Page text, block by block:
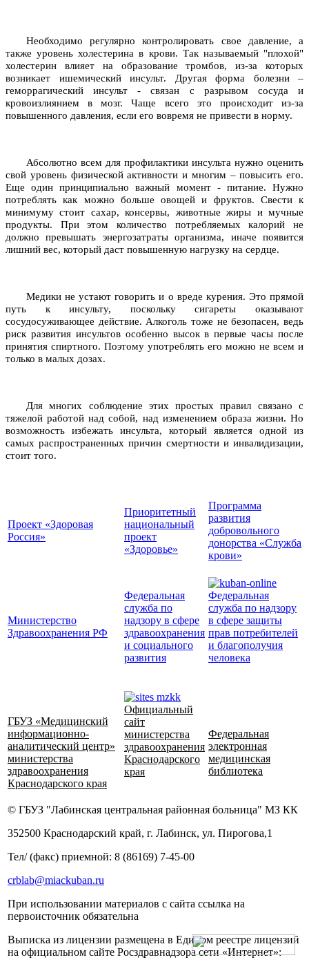
Необходимо регулярно контролировать свое давление, а
также уровень холестерина в крови. Так называемый "плохой"
холестерин влияет на образование тромбов, из-за которых
возникает ишемический инсульт. Другая форма болезни –
геморрагический инсульт - связан с разрывом сосуда и
кровоизлиянием в мозг. Чаще всего это происходит из-за
повышенного давления, если его вовремя не привести в норму.
Абсолютно всем для профилактики инсульта нужно оценить
свой уровень физической активности и многим – повысить его.
Еще один принципиально важный момент - питание. Нужно
потреблять как можно больше овощей и фруктов. Свести к
минимуму стоит сахар, консервы, животные жиры и мучные
продукты. При этом количество потребляемых калорий не
должно превышать энергозатраты организма, иначе появится
лишний вес, который даст повышенную нагрузку на сердце.
Медики не устают говорить и о вреде курения. Это прямой
путь к инсульту, поскольку сигареты оказывают
сосудосуживающее действие. Алкоголь тоже не безопасен, ведь
риск развития инсультов особенно высок в первые часы после
принятия спиртного. Поэтому употреблять его можно не всем и
только в малых дозах.
Для многих соблюдение этих простых правил связано с
тяжелой работой над собой, над изменением образа жизни. Но
возможность избежать инсульта, который является одной из
самых распространенных причин смертности и инвалидизации,
стоит того.
Проект «Здоровая
Россия»
Приоритетный
национальный
проект
«Здоровье»
Программа
развития
добровольного
донорства «Служба
крови»
Министерство
Здравоохранения РФ
Федеральная
служба по
надзору в сфере
здравоохранения
и социального
развития
Федеральная
служба по надзору
в сфере защиты
прав потребителей
и благополучия
человека
ГБУЗ «Медицинский
информационно-
аналитический центр»
министерства
здравоохранения
Краснодарского края
Официальный
сайт
министерства
здравоохранения
Краснодарского
края
Федеральная
электронная
медицинская
библиотека
© ГБУЗ "Лабинская центральная районная больница" МЗ КК
352500 Краснодарский край, г. Лабинск, ул. Пирогова,1
Тел/ (факс) приемной: 8 (86169) 7-45-00
crblab@miackuban.ru
При использовании материалов с сайта ссылка на
первоисточник обязательна
Выписка из лицензии размещена в Едином реестре лицензий
на официальном сайте Росздравнадзора сети «Интернет»: